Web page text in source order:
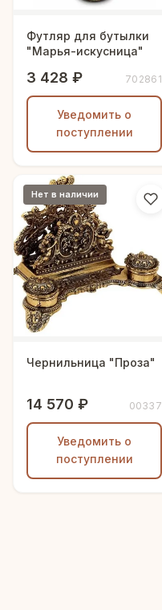
Футляр для бутылки
"Марья-искусница"
3 428 ₽ 702861
Уведомить о
поступлении
Нет в наличии
Чернильница "Проза"
14 570 ₽ 00337
Уведомить о
поступлении